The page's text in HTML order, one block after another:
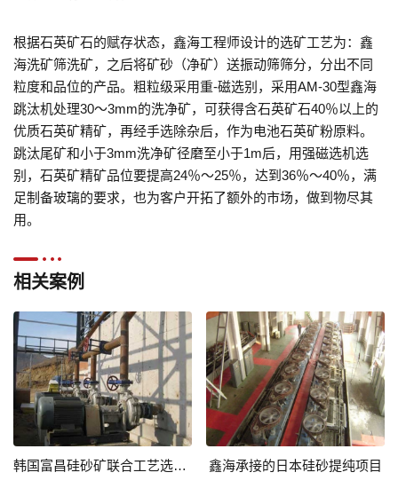
根据石英矿石的赋存状态，鑫海工程师设计的选矿工艺为：鑫
海洗矿筛洗矿，之后将矿砂（净矿）送振动筛筛分，分出不同
粒度和品位的产品。粗粒级采用重-磁选别，采用AM-30型鑫海
跳汰机处理30～3mm的洗净矿，可获得含石英矿石40％以上的
优质石英矿精矿，再经手选除杂后，作为电池石英矿粉原料。
跳汰尾矿和小于3mm洗净矿径磨至小于1m后，用强磁选机选
别，石英矿精矿品位要提高24％～25％，达到36％～40％，满
足制备玻璃的要求，也为客户开拓了额外的市场，做到物尽其
用。
相关案例
韩国富昌硅砂矿联合工艺选厂胜利竣工 鑫海承接的日本硅砂提纯项目